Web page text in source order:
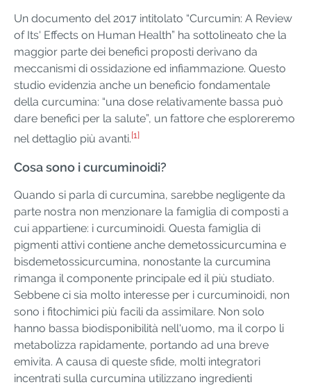
Un documento del 2017 intitolato “Curcumin: A Review
of Its' Effects on Human Health” ha sottolineato che la
maggior parte dei benefici proposti derivano da
meccanismi di ossidazione ed infiammazione. Questo
studio evidenzia anche un beneficio fondamentale
della curcumina: “una dose relativamente bassa può
dare benefici per la salute”, un fattore che esploreremo
nel dettaglio più avanti.[1]
Cosa sono i curcuminoidi?
Quando si parla di curcumina, sarebbe negligente da
parte nostra non menzionare la famiglia di composti a
cui appartiene: i curcuminoidi. Questa famiglia di
pigmenti attivi contiene anche demetossicurcumina e
bisdemetossicurcumina, nonostante la curcumina
rimanga il componente principale ed il più studiato.
Sebbene ci sia molto interesse per i curcuminoidi, non
sono i fitochimici più facili da assimilare. Non solo
hanno bassa biodisponibilità nell'uomo, ma il corpo li
metabolizza rapidamente, portando ad una breve
emivita. A causa di queste sfide, molti integratori
incentrati sulla curcumina utilizzano ingredienti